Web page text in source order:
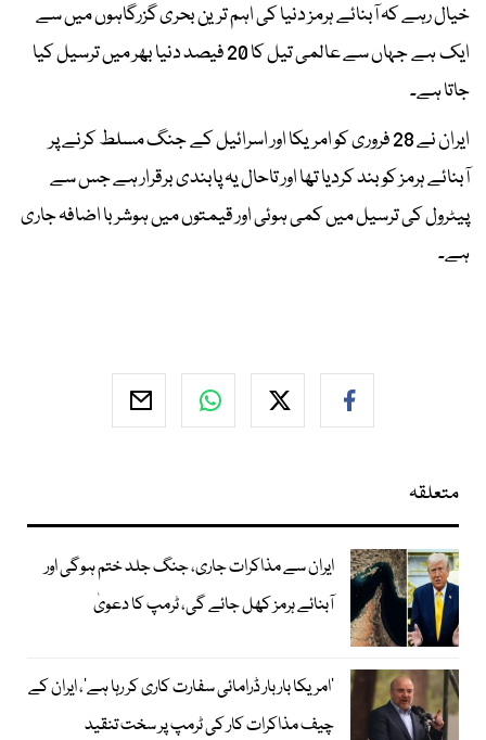
خیال رہے کہ آبنائے ہرمز دنیا کی اہم ترین بحری گزرگاہوں میں سے
ایک ہے جہاں سے عالمی تیل کا 20 فیصد دنیا بھر میں ترسیل کیا
جاتا ہے۔
ایران نے 28 فروری کو امریکا اور اسرائیل کے جنگ مسلط کرنے پر
آبنائے ہرمز کو بند کردیا تھا اور تاحال یہ پابندی برقرار ہے جس سے
پیٹرول کی ترسیل میں کمی ہوئی اور قیمتوں میں ہوشربا اضافہ جاری
ہے۔
متعلقہ
ایران سے مذاکرات جاری، جنگ جلد ختم ہوگی اور
آبنائے ہرمز کھل جائے گی، ٹرمپ کا دعویٰ
’امریکا بار بار ڈرامائی سفارت کاری کر رہا ہے‘، ایران کے
چیف مذاکرات کار کی ٹرمپ پر سخت تنقید